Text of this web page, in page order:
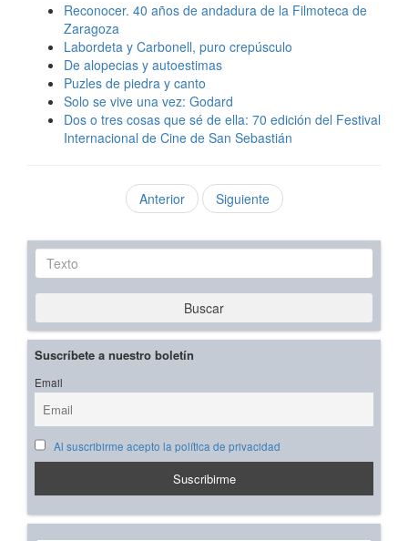
Reconocer. 40 años de andadura de la Filmoteca de
Zaragoza
Labordeta y Carbonell, puro crepúsculo
De alopecias y autoestimas
Puzles de piedra y canto
Solo se vive una vez: Godard
Dos o tres cosas que sé de ella: 70 edición del Festival
Internacional de Cine de San Sebastián
Anterior Siguiente
Texto
Buscar
Suscríbete a nuestro boletín
Email
Al suscribirme acepto la política de privacidad